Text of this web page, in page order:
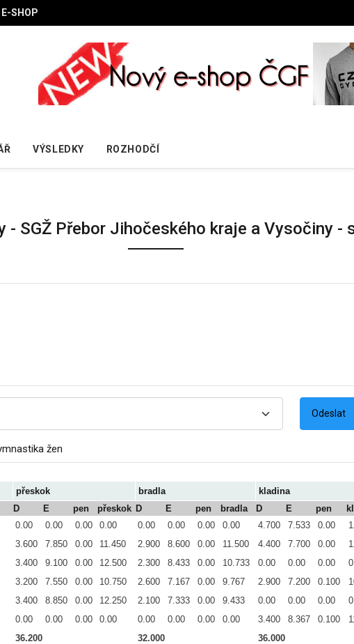
E-SHOP
VÝSLEDKY ROZHODČÍ
- SGŽ Přebor Jihočeského kraje a Vysočiny -
žen
přeskok bradla kladina
D
E pen přeskok D E pen bradla D E pen
0.00
0.00 0.00 0.00 0.00 0.00 0.00 0.00 4.700 7.533 0.00
3.600
7.850 0.00 11.450 2.900 8.600 0.00 11.500 4.400 7.700 0.00
3.400
9.100 0.00 12.500 2.300 8.433 0.00 10.733 0.00 0.00 0.00
3.200
7.550 0.00 10.750 2.600 7.167 0.00 9.767 2.900 7.200 0.100
3.400
8.850 0.00 12.250 2.100 7.333 0.00 9.433 0.00 0.00 0.00
0.00
0.00 0.00 0.00 0.00 0.00 0.00 0.00 3.400 8.367 0.100
36.200
32.000 36.000